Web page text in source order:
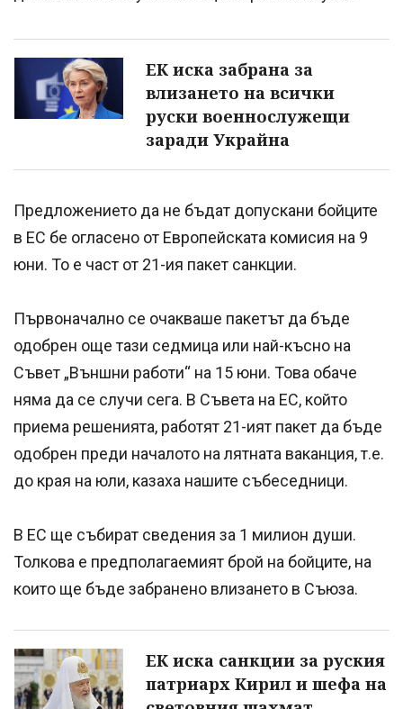
ЕК иска забрана за
влизането на всички
руски военнослужещи
заради Украйна
Предложението да не бъдат допускани бойците
в ЕС бе огласено от Европейската комисия на 9
юни. То е част от 21-ия пакет санкции.
Първоначално се очакваше пакетът да бъде
одобрен още тази седмица или най-късно на
Съвет „Външни работи“ на 15 юни. Това обаче
няма да се случи сега. В Съвета на ЕС, който
приема решенията, работят 21-ият пакет да бъде
одобрен преди началото на лятната ваканция, т.е.
до края на юли, казаха нашите събеседници.
В ЕС ще събират сведения за 1 милион души.
Толкова е предполагаемият брой на бойците, на
които ще бъде забранено влизането в Съюза.
ЕК иска санкции за руския
патриарх Кирил и шефа на